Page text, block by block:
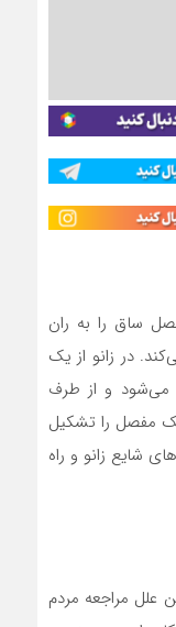
ساق را به ران
در زانو از یک
و از طرف
مفصل را تشکیل
شایع زانو و راه
علل مراجعه مردم